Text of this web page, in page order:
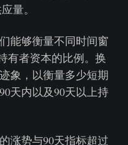
量。
能够衡量不同时间窗
有者资本的比例。换
象，以衡量多少短期
天内以及90天以上持
涨势与90天指标超过